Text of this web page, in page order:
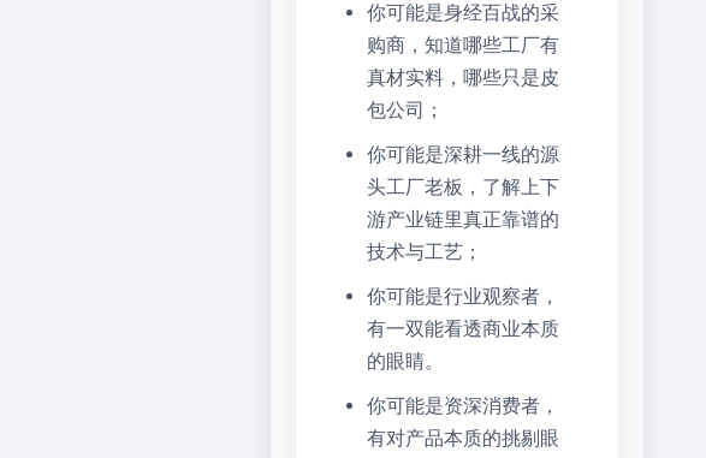
你可能是身经百战的采
购商，知道哪些工厂有
真材实料，哪些只是皮
包公司；
你可能是深耕一线的源
头工厂老板，了解上下
游产业链里真正靠谱的
技术与工艺；
你可能是行业观察者，
有一双能看透商业本质
的眼睛。
你可能是资深消费者，
有对产品本质的挑剔眼